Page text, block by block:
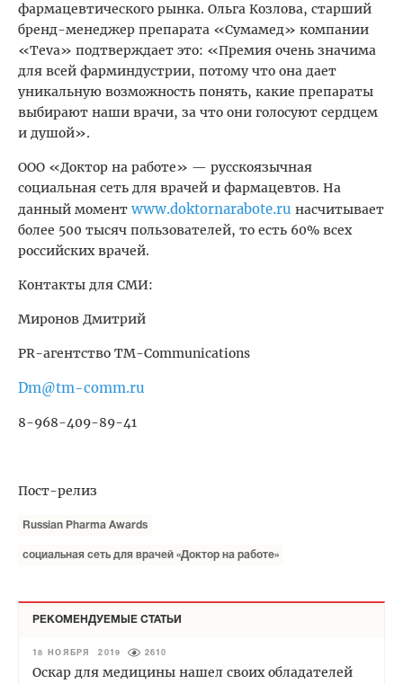
фармацевтического рынка. Ольга Козлова, старший
бренд-менеджер препарата «Сумамед» компании
«Teva» подтверждает это: «Премия очень значима
для всей фарминдустрии, потому что она дает
уникальную возможность понять, какие препараты
выбирают наши врачи, за что они голосуют сердцем
и душой».
ООО «Доктор на работе» — русскоязычная
социальная сеть для врачей и фармацевтов. На
данный момент www.doktornarabote.ru насчитывает
более 500 тысяч пользователей, то есть 60% всех
российских врачей.
Контакты для СМИ:
Миронов Дмитрий
PR-агентство TM-Communications
Dm@tm-comm.ru
8-968-409-89-41
Пост-релиз
Russian Pharma Awards
социальная сеть для врачей «Доктор на работе»
РЕКОМЕНДУЕМЫЕ СТАТЬИ
18 НОЯБРЯ 2019 2610
Оскар для медицины нашел своих обладателей